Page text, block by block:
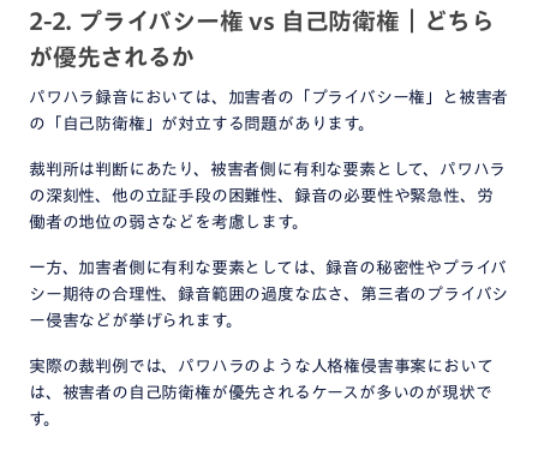
2-2. プライバシー権 vs 自己防衛権｜どちら
が優先されるか
パワハラ録音においては、加害者の「プライバシー権」と被害者
の「自己防衛権」が対立する問題があります。
裁判所は判断にあたり、被害者側に有利な要素として、パワハラ
の深刻性、他の立証手段の困難性、録音の必要性や緊急性、労
働者の地位の弱さなどを考慮します。
一方、加害者側に有利な要素としては、録音の秘密性やプライバ
シー期待の合理性、録音範囲の過度な広さ、第三者のプライバシ
ー侵害などが挙げられます。
実際の裁判例では、パワハラのような人格権侵害事案において
は、被害者の自己防衛権が優先されるケースが多いのが現状で
す。